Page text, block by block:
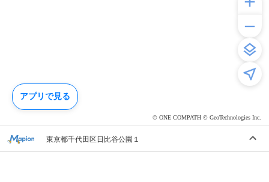
© ONE COMPATH © GeoTechnologies Inc.
東京都千代田区日比谷公園１
アプリで見る